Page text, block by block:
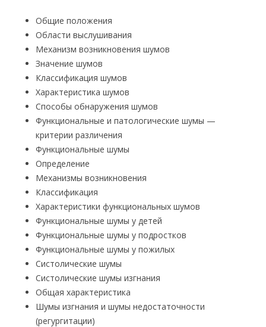
Общие положения
Области выслушивания
Механизм возникновения шумов
Значение шумов
Классификация шумов
Характеристика шумов
Способы обнаружения шумов
Функциональные и патологические шумы —
критерии различения
Функциональные шумы
Определение
Механизмы возникновения
Классификация
Характеристики функциональных шумов
Функциональные шумы у детей
Функциональные шумы у подростков
Функциональные шумы у пожилых
Систолические шумы
Систолические шумы изгнания
Общая характеристика
Шумы изгнания и шумы недостаточности
(регургитации)